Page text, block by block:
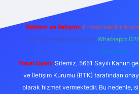
Reklam ve İletişim: E-mail:
forumhizmeti@gmail.com Whatsapp:
@karabul
Yasal Uyarı: Sitemiz, 5651 Sayılı Kanun
ve İletişim Kurumu (BTK) tarafından
olarak hizmet vermektedir. Bu nedenle,